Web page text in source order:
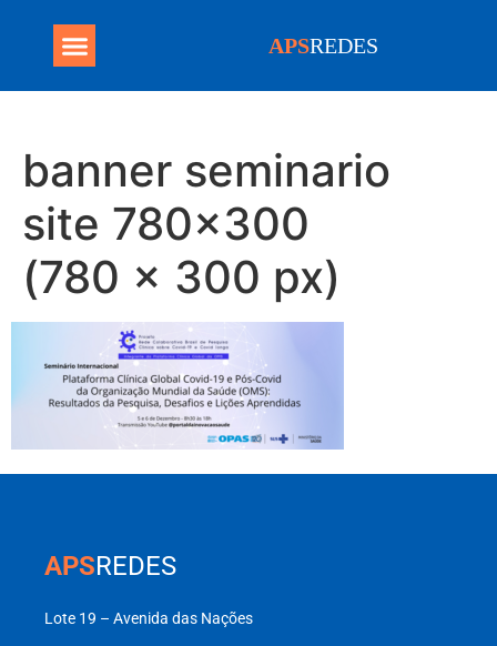
APSREDES
banner seminario
site 780×300
(780 × 300 px)
APSREDES
Lote 19 – Avenida das Nações